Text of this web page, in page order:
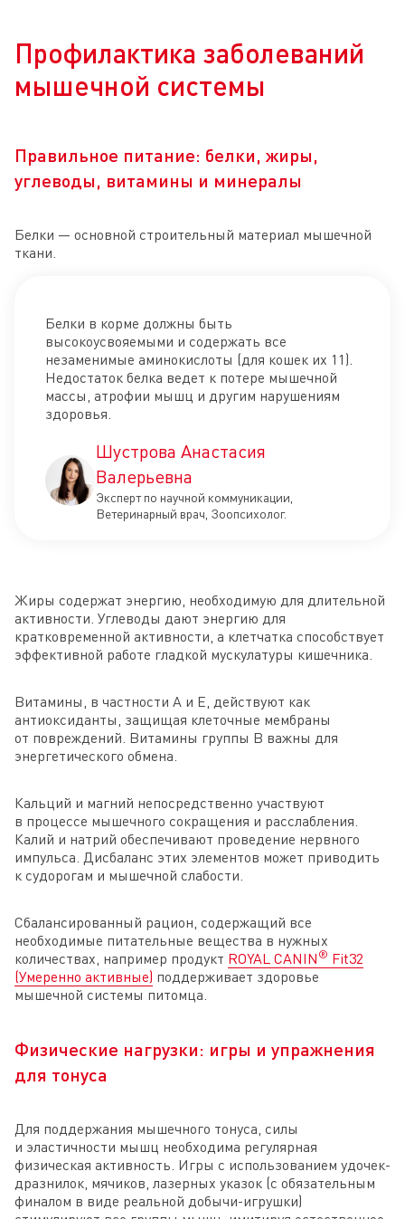
Профилактика заболеваний
мышечной системы
Правильное питание: белки, жиры,
углеводы, витамины и минералы
Белки — основной строительный материал мышечной
ткани.
Белки в корме должны быть
высокоусвояемыми и содержать все
незаменимые аминокислоты (для кошек их 11).
Недостаток белка ведет к потере мышечной
массы, атрофии мышц и другим нарушениям
здоровья.
Шустрова Анастасия
Валерьевна
Эксперт по научной коммуникации,
Ветеринарный врач, Зоопсихолог.
Жиры содержат энергию, необходимую для длительной
активности. Углеводы дают энергию для
кратковременной активности, а клетчатка способствует
эффективной работе гладкой мускулатуры кишечника.
Витамины, в частности А и Е, действуют как
антиоксиданты, защищая клеточные мембраны
от повреждений. Витамины группы B важны для
энергетического обмена.
Кальций и магний непосредственно участвуют
в процессе мышечного сокращения и расслабления.
Калий и натрий обеспечивают проведение нервного
импульса. Дисбаланс этих элементов может приводить
к судорогам и мышечной слабости.
Сбалансированный рацион, содержащий все
необходимые питательные вещества в нужных
количествах, например продукт ROYAL CANIN ® Fit32
(Умеренно активные) поддерживает здоровье
мышечной системы питомца.
Физические нагрузки: игры и упражнения
для тонуса
Для поддержания мышечного тонуса, силы
и эластичности мышц необходима регулярная
физическая активность. Игры с использованием удочек-
дразнилок, мячиков, лазерных указок (с обязательным
финалом в виде реальной добычи-игрушки)